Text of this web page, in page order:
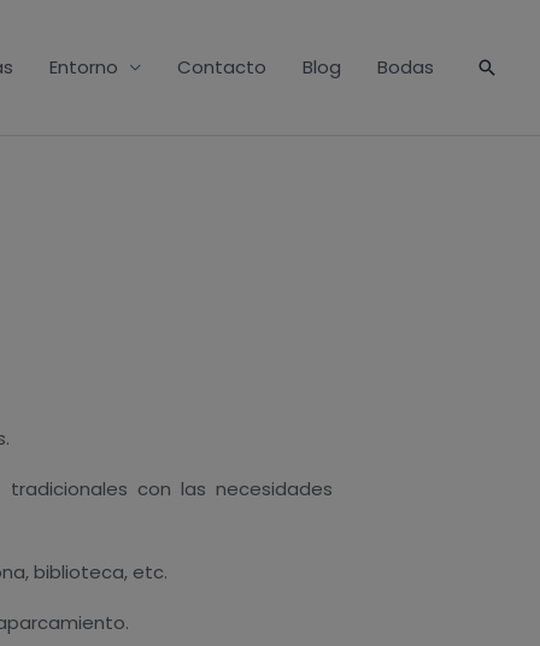
Entorno Contacto Blog Bodas
con las necesidades
biblioteca, etc.